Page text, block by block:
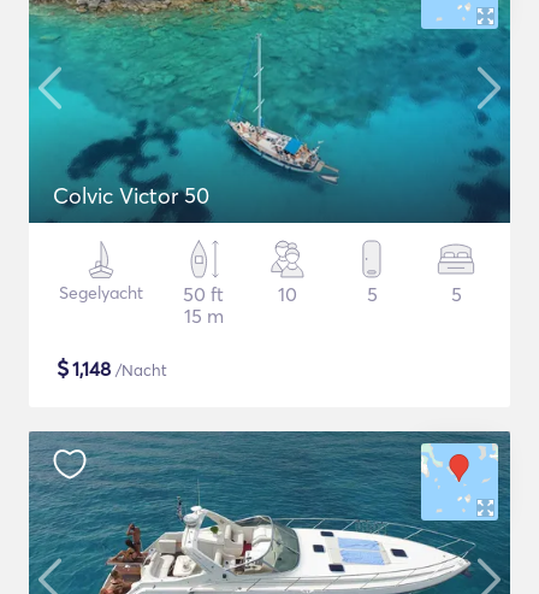
Colvic Victor 50
Segelyacht
50 ft
15 m
10 5 5
$1,148 /Nacht